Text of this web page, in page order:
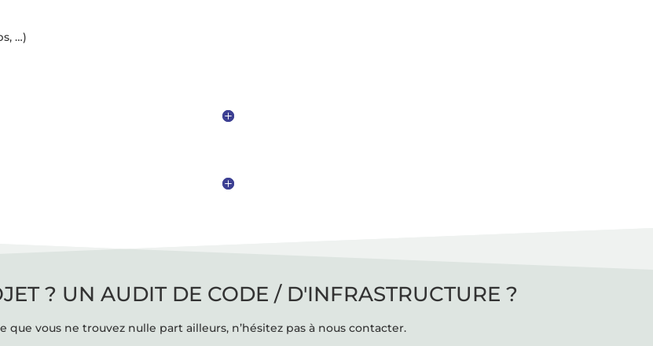
…)
? UN AUDIT DE CODE / D'INFRASTRUCTURE ?
que vous ne trouvez nulle part ailleurs, n’hésitez pas à nous contacter.